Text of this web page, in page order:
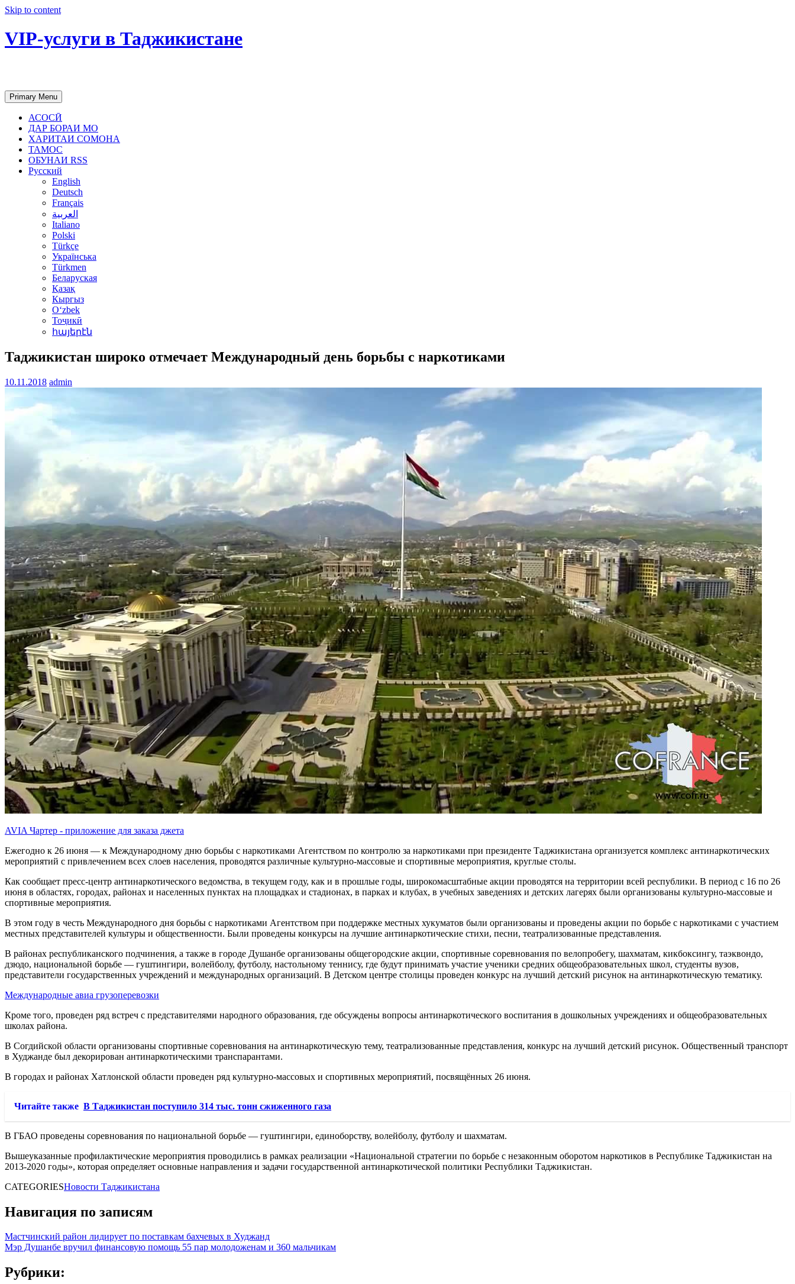
Skip to content
VIP-услуги в Таджикистане
Primary Menu
АСОСӢ
ДАР БОРАИ МО
ХАРИТАИ СОМОНА
ТАМОС
ОБУНАИ RSS
Русский
English
Deutsch
Français
العربية
Italiano
Polski
Türkçe
Українська
Türkmen
Беларуская
Қазақ
Кыргыз
Oʻzbek
Тоҷикӣ
հայերէն
Таджикистан широко отмечает Международный день борьбы с наркотиками
10.11.2018 admin
AVIA Чартер - приложение для заказа джета
Ежегодно к 26 июня — к Международному дню борьбы с наркотиками Агентством по контролю за наркотиками при президенте Таджикистана организуется комплекс антинаркотических
мероприятий с привлечением всех слоев населения, проводятся различные культурно-массовые и спортивные мероприятия, круглые столы.
Как сообщает пресс-центр антинаркотического ведомства, в текущем году, как и в прошлые годы, широкомасштабные акции проводятся на территории всей республики. В период с 16 по 26
июня в областях, городах, районах и населенных пунктах на площадках и стадионах, в парках и клубах, в учебных заведениях и детских лагерях были организованы культурно-массовые и
спортивные мероприятия.
В этом году в честь Международного дня борьбы с наркотиками Агентством при поддержке местных хукуматов были организованы и проведены акции по борьбе с наркотиками с участием
местных представителей культуры и общественности. Были проведены конкурсы на лучшие антинаркотические стихи, песни, театрализованные представления.
В районах республиканского подчинения, а также в городе Душанбе организованы общегородские акции, спортивные соревнования по велопробегу, шахматам, кикбоксингу, таэквондо,
дзюдо, национальной борьбе — гуштингири, волейболу, футболу, настольному теннису, где будут принимать участие ученики средних общеобразовательных школ, студенты вузов,
представители государственных учреждений и международных организаций. В Детском центре столицы проведен конкурс на лучший детский рисунок на антинаркотическую тематику.
Международные авиа грузоперевозки
Кроме того, проведен ряд встреч с представителями народного образования, где обсуждены вопросы антинаркотического воспитания в дошкольных учреждениях и общеобразовательных
школах района.
В Согдийской области организованы спортивные соревнования на антинаркотическую тему, театрализованные представления, конкурс на лучший детский рисунок. Общественный транспорт
в Худжанде был декорирован антинаркотическими транспарантами.
В городах и районах Хатлонской области проведен ряд культурно-массовых и спортивных мероприятий, посвящённых 26 июня.
Читайте также В Таджикистан поступило 314 тыс. тонн сжиженного газа
В ГБАО проведены соревнования по национальной борьбе — гуштингири, единоборству, волейболу, футболу и шахматам.
Вышеуказанные профилактические мероприятия проводились в рамках реализации «Национальной стратегии по борьбе с незаконным оборотом наркотиков в Республике Таджикистан на
2013-2020 годы», которая определяет основные направления и задачи государственной антинаркотической политики Республики Таджикистан.
CATEGORIESНовости Таджикистана
Навигация по записям
Мастчинский район лидирует по поставкам бахчевых в Худжанд
Мэр Душанбе вручил финансовую помощь 55 пар молодоженам и 360 мальчикам
Рубрики: